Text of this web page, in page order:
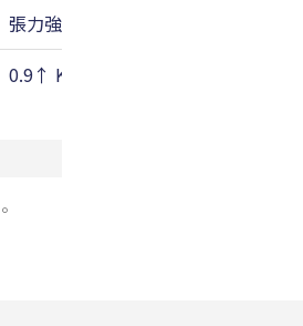
張力強度
0.9↑ Kgf/25mm